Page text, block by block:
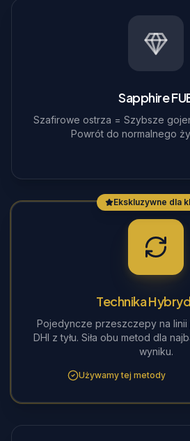
Sapphire
Szafirowe ostrza = Szybsze
Powrót do normalnego
Ekskluzywne dla
Technika
Pojedyncze przeszczepy na
DHI z tyłu. Siła obu metod dla
wyniku.
Używamy tej metody